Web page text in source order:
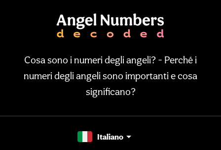
Cosa sono i numeri degli angeli? - Perché i
numeri degli angeli sono importanti e cosa
significano?
Italiano